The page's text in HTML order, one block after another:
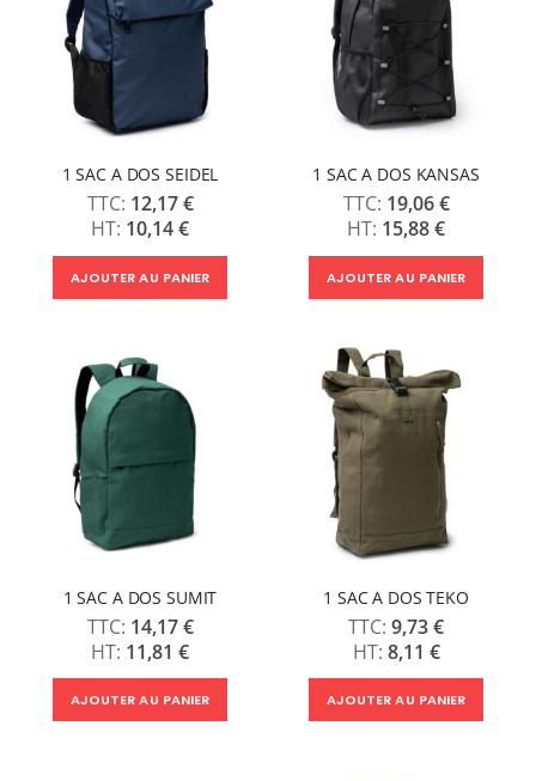
1 SAC A DOS SEIDEL
12,17 €
10,14 €
AJOUTER AU PANIER
1 SAC A DOS KANSAS
19,06 €
15,88 €
AJOUTER AU PANIER
1 SAC A DOS SUMIT
14,17 €
11,81 €
AJOUTER AU PANIER
1 SAC A DOS TEKO
9,73 €
8,11 €
AJOUTER AU PANIER